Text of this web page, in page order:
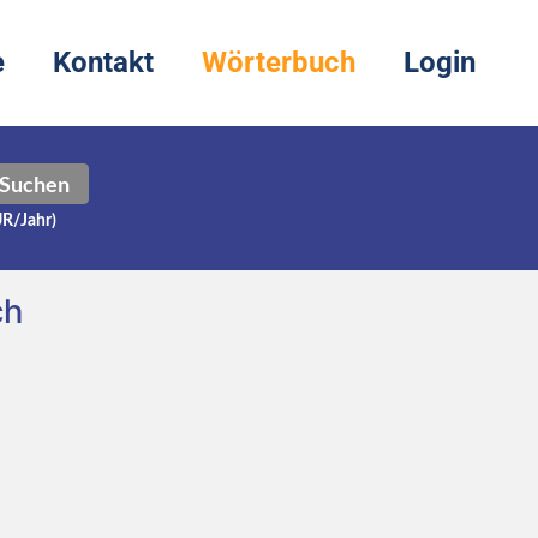
Kontakt Wörterbuch Login
Suchen
Jahr)